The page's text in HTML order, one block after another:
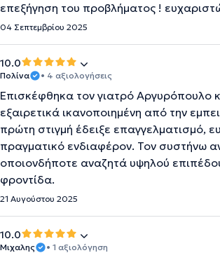
επεξήγηση του προβλήματος !
04 Σεπτεμβρίου 2025
10.0
Πολίνα • 4 αξιολογήσεις
Επισκέφθηκα τον γιατρό Αργυρόπουλο
εξαιρετικά ικανοποιημένη από την
πρώτη στιγμή έδειξε επαγγελματισμό,
πραγματικό ενδιαφέρον. Τον συστήνω
οποιονδήποτε αναζητά υψηλού
φροντίδα.
21 Αυγούστου 2025
10.0
Μιχαλης • 1 αξιολόγηση